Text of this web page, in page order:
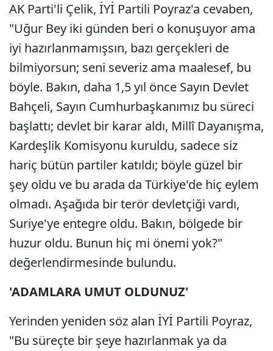
AK Parti'li Çelik, İYİ Partili Poyraz'a cevaben,
"Uğur Bey iki günden beri o konuşuyor ama
iyi hazırlanmamışsın, bazı gerçekleri de
bilmiyorsun; seni severiz ama maalesef, bu
böyle. Bakın, daha 1,5 yıl önce Sayın Devlet
Bahçeli, Sayın Cumhurbaşkanımız bu süreci
başlattı; devlet bir karar aldı, Millî Dayanışma,
Kardeşlik Komisyonu kuruldu, sadece siz
hariç bütün partiler katıldı; böyle güzel bir
şey oldu ve bu arada da Türkiye'de hiç eylem
olmadı. Aşağıda bir terör devletçiği vardı,
Suriye'ye entegre oldu. Bakın, bölgede bir
huzur oldu. Bunun hiç mi önemi yok?"
değerlendirmesinde bulundu.
'ADAMLARA UMUT OLDUNUZ'
Yerinden yeniden söz alan İYİ Partili Poyraz,
"Bu süreçte bir şeye hazırlanmak ya da